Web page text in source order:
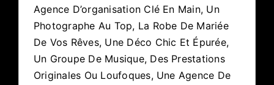
Agence D’organisation Clé En Main, Un
Photographe Au Top, La Robe De Mariée
De Vos Rêves, Une Déco Chic Et Épurée,
Un Groupe De Musique, Des Prestations
Originales Ou Loufoques, Une Agence De